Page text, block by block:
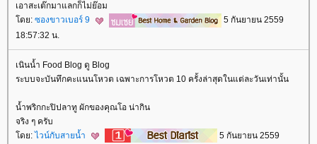
เอาสะเต๊กมาแลกก็ไม่ย๊อม
ดย: ซองขาวเบอร์ 9
5 กันยายน 2559
18:57:32 น.
เนินน้ำ Food Blog ดู Blog
ระบบจะบันทึกคะแนนโหวต เฉพาะการโหวต 10 ครั้งล่าสุดในแต่ละวันเท่านั้น
น้ำพริกกะปิปลาทู ผักของคุณโอ น่ากิน
จริง ๆ ครับ
ดย:ไวน์กับสายน้ำ
5 กันยายน 2559